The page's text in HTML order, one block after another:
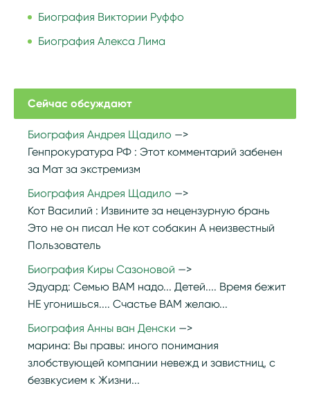
Биография Виктории Руффо
Биография Алекса Лима
Сейчас обсуждают
Биография Андрея Щадило
Генпрокуратура РФ : Этот комментарий забенен
за Мат за экстремизм
Биография Андрея Щадило
Кот Василий : Извините за нецензурную брань
Это не он писал Не кот собакин А неизвестный
Пользователь
Биография Киры Сазоновой
Эдуард: Семью ВАМ надо... Детей.... Время бежит
НЕ угонишься.... Счастье ВАМ желаю...
Биография Анны ван Денски
марина: Вы правы: иного понимания
злобствующей компании невежд и завистниц, с
безвкусием к Жизни...